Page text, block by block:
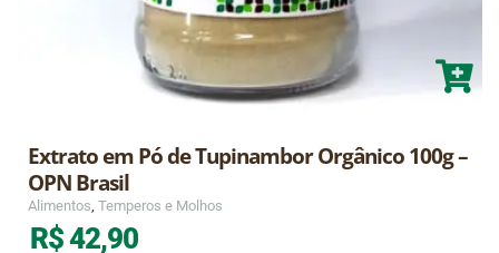
Extrato em Pó de Tupinambor Orgânico 100g –
OPN Brasil
Alimentos Temperos e Molhos
R$42,90